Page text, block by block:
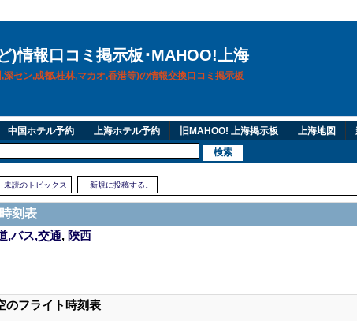
)情報口コミ掲示板･MAHOO!上海
セン,成都,桂林,マカオ,香港等)の情報交換口コミ掲示板
中国ホテル予約 上海ホテル予約 旧MAHOO! 上海掲示板 上海地図
未読のトピックス 新規に投稿する。
刻表
,バス,交通, 陜西
のフライト時刻表